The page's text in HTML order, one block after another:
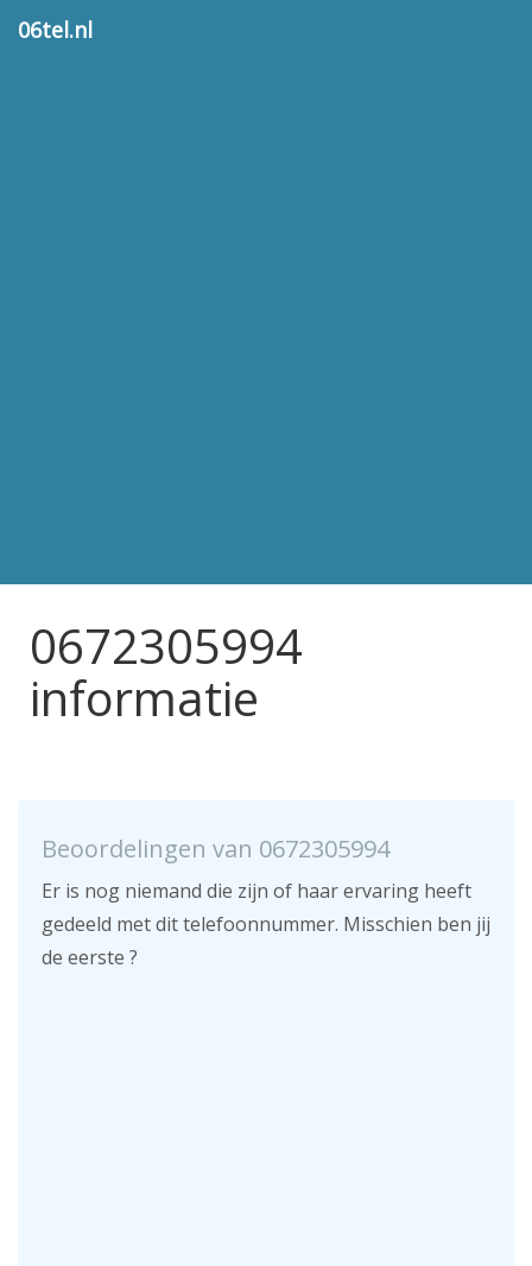
06tel.nl
0672305994
informatie
Beoordelingen van 0672305994
Er is nog niemand die zijn of haar ervaring heeft
gedeeld met dit telefoonnummer. Misschien ben jij
de eerste ?